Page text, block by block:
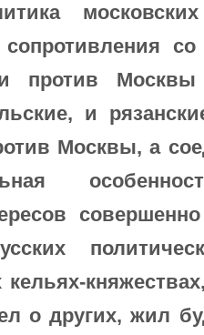
против
и
Москвы, а
о других, жил